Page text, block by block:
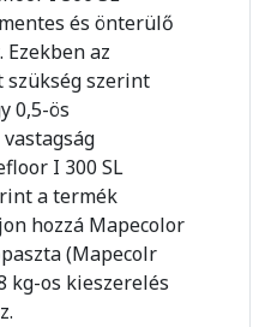
és önterülő
az
szükség szerint
0,5-ös
I 300 SL
a termék
hozzá Mapecolor
(Mapecolr
kg-os kieszerelés